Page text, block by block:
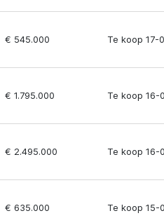
€ 545.000 Te koop 17-
€ 1.795.000 Te koop 16-
€ 2.495.000 Te koop 16-
€ 635.000 Te koop 15-